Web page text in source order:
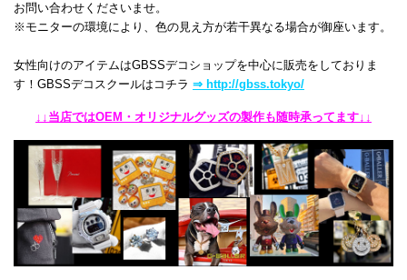
お問い合わせくださいませ。
※モニターの環境により、色の見え方が若干異なる場合が御座います。
女性向けのアイテムはGBSSデコショップを中心に販売をしておりま
す！ GBSSデコスクールはコチラ ⇒ http://gbss.tokyo/
↓↓当店ではOEM・オリジナルグッズの製作も随時承ってます↓↓